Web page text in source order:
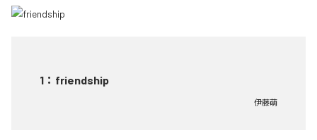
1 ： friendship
伊藤萌